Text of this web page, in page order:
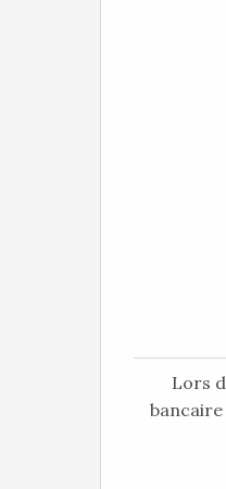
Lors
bancaire